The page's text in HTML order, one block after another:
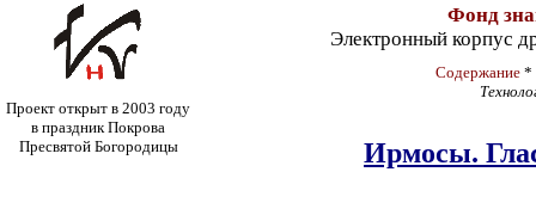
Проект открыт в 2003 году
в праздник Покрова
Пресвятой Богородицы
Фонд
Электронный корпус
Содержание*
Ирмосы.